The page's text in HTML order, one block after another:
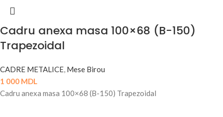
Cadru anexa masa 100×68 (B-150)
Trapezoidal
CADRE METALICE, Mese Birou
1 000 MDL
Cadru anexa masa 100×68 (B-150) Trapezoidal